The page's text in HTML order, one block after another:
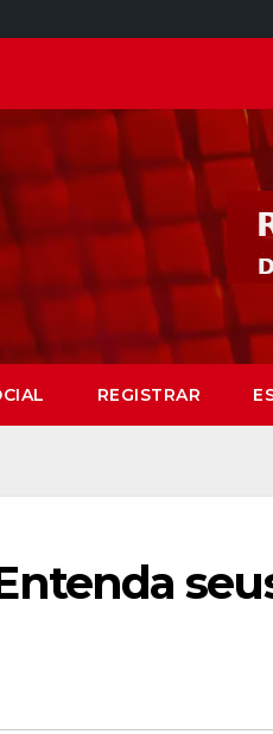
REGISTRAR